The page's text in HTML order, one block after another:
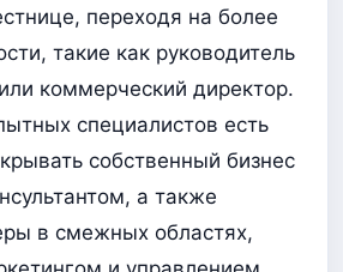
переходя на более
такие как руководитель
коммерческий директор.
специалистов есть
собственный бизнес
а также
в смежных областях,